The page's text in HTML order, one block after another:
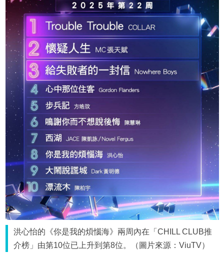
洪心怡的《你是我的煩惱海》兩周內在「CHILL CLUB推
介榜」由第10位已上升到第8位。（圖片來源：ViuTV）